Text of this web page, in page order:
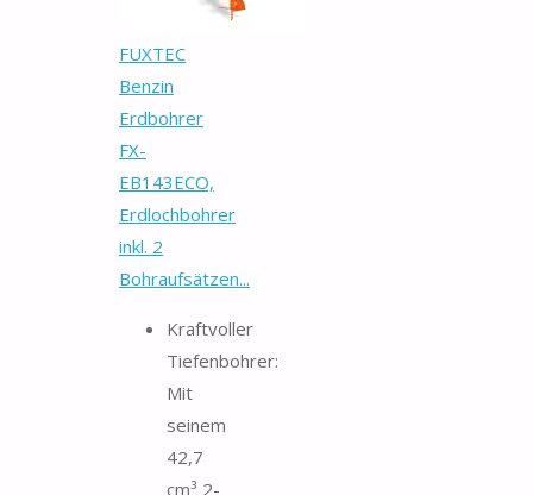
FUXTEC
Benzin
Erdbohrer
FX-
EB143ECO,
Erdlochbohrer
inkl. 2
Bohraufsätzen...
Kraftvoller
Tiefenbohrer:
Mit
seinem
42,7
cm³ 2-